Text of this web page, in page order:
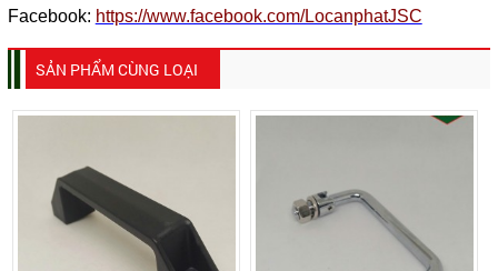
Facebook: https://www.facebook.com/LocanphatJSC
SẢN PHẨM CÙNG LOẠI